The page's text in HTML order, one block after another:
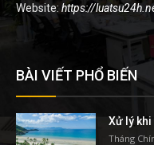
Website: https://
BÀI VIẾT PHỔ BIẾN
Xử lý
Tháng